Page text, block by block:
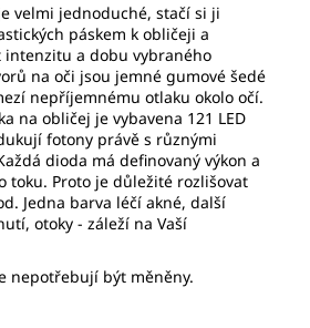
velmi jednoduché, stačí si ji
páskem k obličeji a
intenzitu a dobu vybraného
na oči jsou jemné gumové šedé
nepříjemnému otlaku okolo očí.
na obličej je vybavena 121 LED
fotony právě s různými
dioda má definovaný výkon a
toku. Proto je důležité rozlišovat
Jedna barva léčí akné, další
otoky - záleží na Vaší
nepotřebují být měněny.